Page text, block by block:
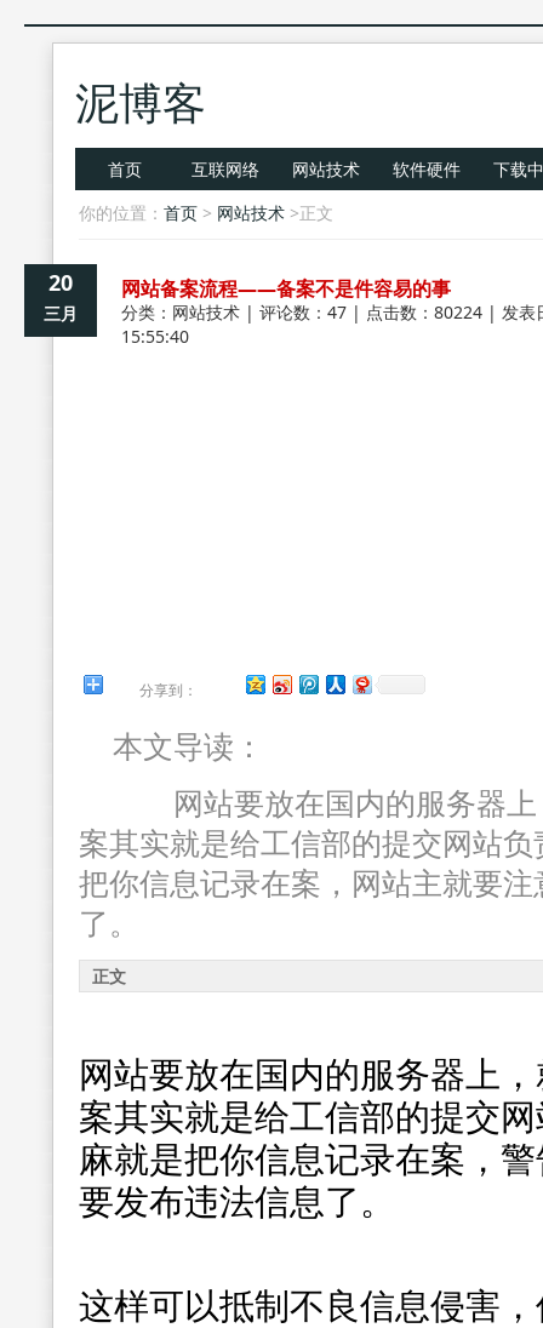
泥博客
首页 互联网络 网站技术 软件硬件
下载
你的位置： 首页 > 网站技术 >正文
20
三月
网站备案流程――备案不是件容易的事
分类： 网站技术 | 评论数：47 | 点击数：80224 | 发表
15:55:40
分享到：
本文导读：
网站要放在国内的服务器上
案其实就是给工信部的提交网站
把你信息记录在案，网站主就要
了。
正文
网站要放在国内的服务器上
案其实就是给工信部的提交
麻就是把你信息记录在案，
要发布违法信息了。
这样可以抵制不良信息侵害